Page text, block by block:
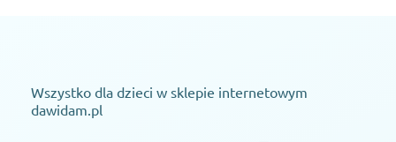
Wszystko dla dzieci w sklepie internetowym
dawidam.pl